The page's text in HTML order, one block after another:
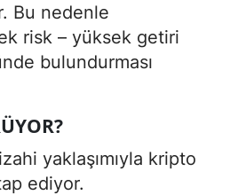
Bu nedenle
risk – yüksek getiri
bulundurması
yaklaşımıyla kripto
ediyor.